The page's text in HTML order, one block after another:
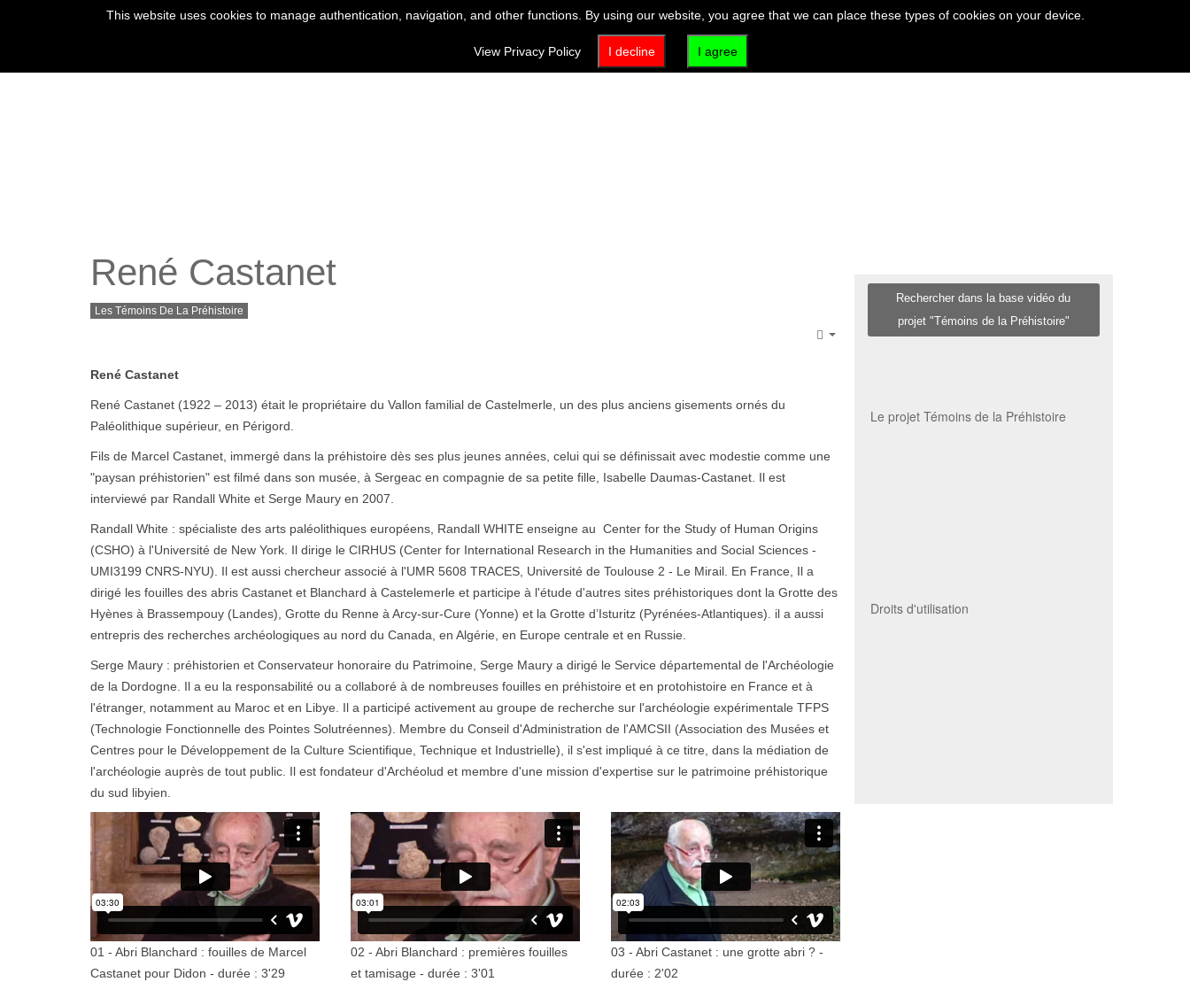
René Castanet
Les Témoins De La Préhistoire
René Castanet
René Castanet (1922 – 2013) était le propriétaire du Vallon familial de Castelmerle, un des plus anciens gisements ornés du
Paléolithique supérieur, en Périgord.
Fils de Marcel Castanet, immergé dans la préhistoire dès ses plus jeunes années, celui qui se définissait avec modestie comme une
"paysan préhistorien" est filmé dans son musée, à Sergeac en compagnie de sa petite fille, Isabelle Daumas-Castanet. Il est
interviewé par Randall White et Serge Maury en 2007.
Randall White : spécialiste des arts paléolithiques européens, Randall WHITE enseigne au Center for the Study of Human Origins
(CSHO) à l'Université de New York. Il dirige le CIRHUS (Center for International Research in the Humanities and Social Sciences -
UMI3199 CNRS-NYU). Il est aussi chercheur associé à l'UMR 5608 TRACES, Université de Toulouse 2 - Le Mirail. En France, Il a
dirigé les fouilles des abris Castanet et Blanchard à Castelemerle et participe à l'étude d'autres sites préhistoriques dont la Grotte des
Hyènes à Brassempouy (Landes), Grotte du Renne à Arcy-sur-Cure (Yonne) et la Grotte d’Isturitz (Pyrénées-Atlantiques). il a aussi
entrepris des recherches archéologiques au nord du Canada, en Algérie, en Europe centrale et en Russie.
Serge Maury : préhistorien et Conservateur honoraire du Patrimoine, Serge Maury a dirigé le Service départemental de l'Archéologie
de la Dordogne. Il a eu la responsabilité ou a collaboré à de nombreuses fouilles en préhistoire et en protohistoire en France et à
l'étranger, notamment au Maroc et en Libye. Il a participé activement au groupe de recherche sur l'archéologie expérimentale TFPS
(Technologie Fonctionnelle des Pointes Solutréennes). Membre du Conseil d'Administration de l'AMCSII (Association des Musées et
Centres pour le Développement de la Culture Scientifique, Technique et Industrielle), il s'est impliqué à ce titre, dans la médiation de
l'archéologie auprès de tout public. Il est fondateur d'Archéolud et membre d'une mission d'expertise sur le patrimoine préhistorique
du sud libyien.
01 - Abri Blanchard : fouilles de Marcel
Castanet pour Didon - durée : 3'29
02 - Abri Blanchard : premières fouilles
et tamisage - durée : 3'01
03 - Abri Castanet : une grotte abri ? -
durée : 2'02
Rechercher dans la base vidéo du
projet "Témoins de la Préhistoire"
Le projet Témoins de la Préhistoire
Droits d'utilisation
This website uses cookies to manage authentication, navigation, and other functions. By using our website, you agree that we can place these types of cookies on your device.
View Privacy Policy I decline I agree